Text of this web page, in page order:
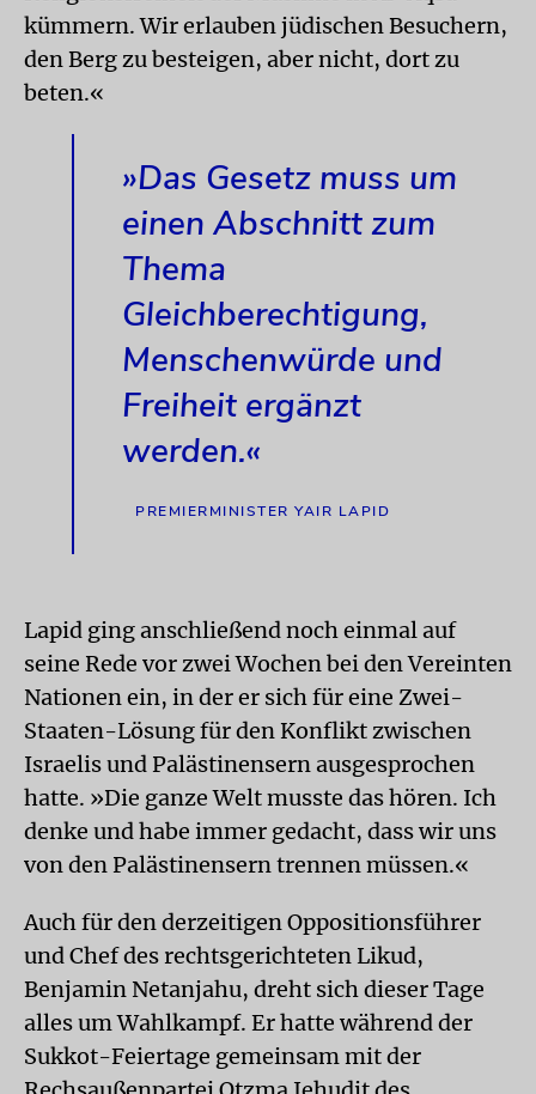
kümmern. Wir erlauben jüdischen Besuchern,
den Berg zu besteigen, aber nicht, dort zu
beten.«
»Das Gesetz muss um
einen Abschnitt zum
Thema
Gleichberechtigung,
Menschenwürde und
Freiheit ergänzt
werden.«
PREMIERMINISTER YAIR LAPID
Lapid ging anschließend noch einmal auf
seine Rede vor zwei Wochen bei den Vereinten
Nationen ein, in der er sich für eine Zwei-
Staaten-Lösung für den Konflikt zwischen
Israelis und Palästinensern ausgesprochen
hatte. »Die ganze Welt musste das hören. Ich
denke und habe immer gedacht, dass wir uns
von den Palästinensern trennen müssen.«
Auch für den derzeitigen Oppositionsführer
und Chef des rechtsgerichteten Likud,
Benjamin Netanjahu, dreht sich dieser Tage
alles um Wahlkampf. Er hatte während der
Sukkot-Feiertage gemeinsam mit der